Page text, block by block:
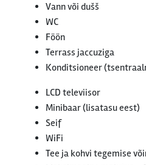
Vann või dušš
WC
Föön
Terrass jaccuziga
Konditsioneer
LCD televiisor
Minibaar (lisatasu eest)
Seif
WiFi
Tee ja kohvi tegemise